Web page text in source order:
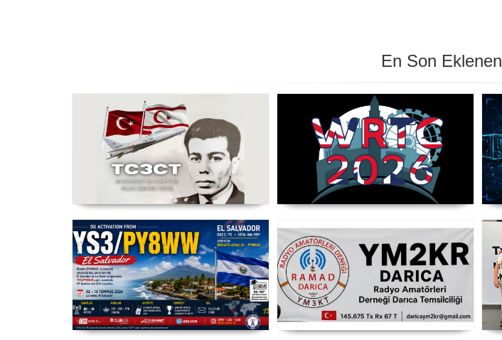
En Son Eklenen
Şehit Pilot Yüzbaşı Cengiz Topel
03 Ağustos - 30 Eylül
WRTC 2026 Şampiyonu Litvanya
YS3/PY8WW Türkiye'den FT8
RAMAD Darıca Temsilciliği